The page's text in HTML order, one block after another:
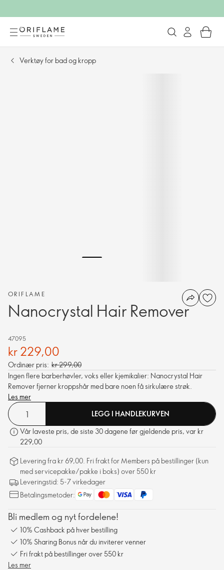
Verktøy for bad og kropp
ORIFLAME
Nanocrystal Hair Remover
47095
kr 229,00
Ordinær pris: kr 299,00
Ingen flere barberhøvler, voks eller kjemikalier: Nanocrystal Hair
Remover fjerner kroppshår med bare noen få sirkulære strøk.
Les mer
LEGG I HANDLEKURVEN
Vår laveste pris, de siste 30 dagene før gjeldende pris, var kr
229,00
Levering fra kr 69,00. Fri frakt for Members på bestillinger (kun
med servicepakke/pakke i boks) over 550 kr
Leveringstid: 5-7 virkedager
Betalingsmetoder:
Bli medlem og nyt fordelene!
10% Cashback på hver bestilling
10% Sharing Bonus når du inviterer venner
Fri frakt på bestillinger over 550 kr
Les mer